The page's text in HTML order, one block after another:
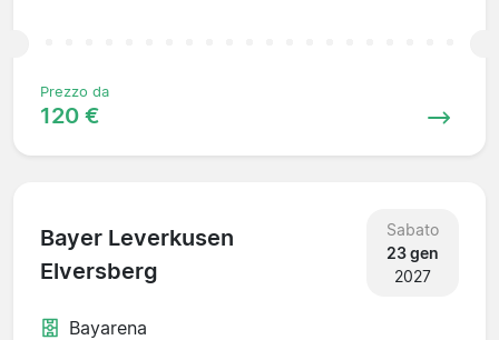
Prezzo da
120 €
Bayer Leverkusen
Elversberg
Sabato
23 gen
2027
Bayarena